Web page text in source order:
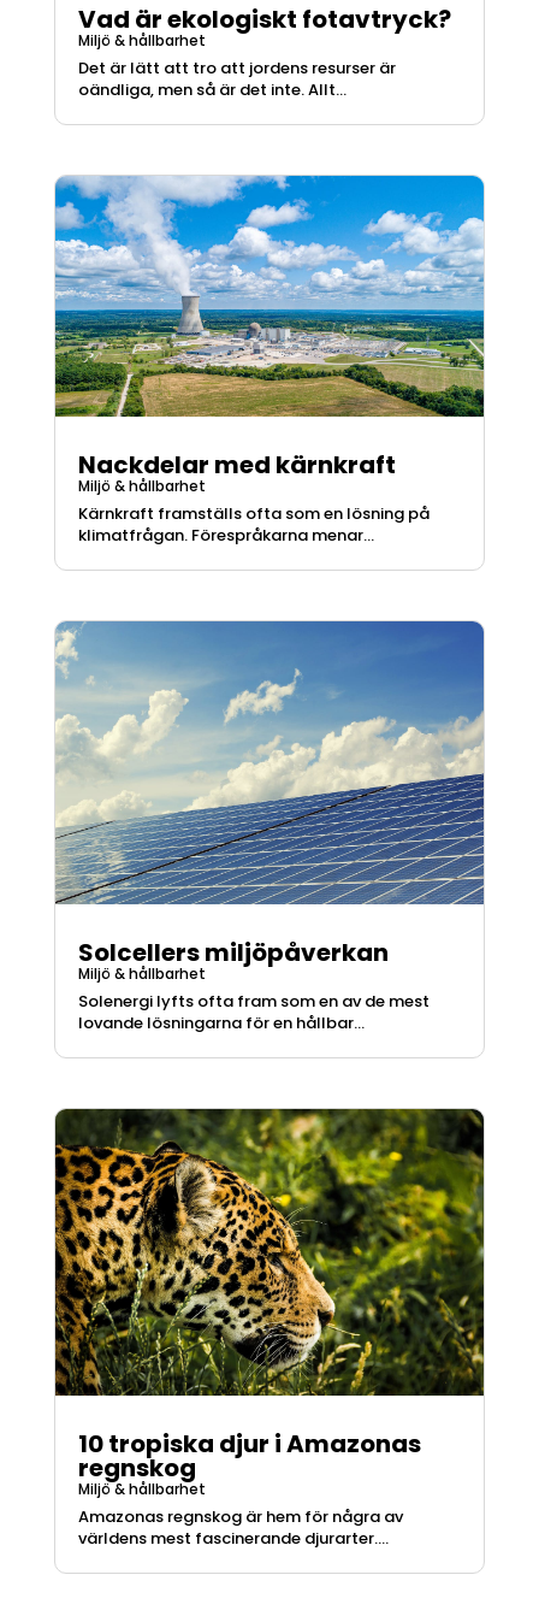
Vad är ekologiskt fotavtryck?
Miljö & hållbarhet
Det är lätt att tro att jordens resurser är
oändliga, men så är det inte. Allt...
Nackdelar med kärnkraft
Miljö & hållbarhet
Kärnkraft framställs ofta som en lösning på
klimatfrågan. Förespråkarna menar...
Solcellers miljöpåverkan
Miljö & hållbarhet
Solenergi lyfts ofta fram som en av de mest
lovande lösningarna för en hållbar...
10 tropiska djur i Amazonas
regnskog
Miljö & hållbarhet
Amazonas regnskog är hem för några av
världens mest fascinerande djurarter....